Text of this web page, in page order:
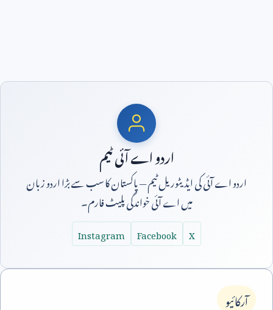
اردو اے آئی ٹیم
اردو اے آئی کی ایڈیٹوریل ٹیم — پاکستان کا سب سے بڑا اردو زبان
میں اے آئی خواندگی پلیٹ فارم۔
X
Facebook
Instagram
آرکائیو